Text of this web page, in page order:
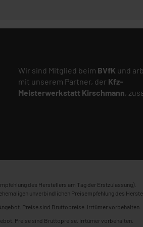
Wir sind Mitglied beim BVfK und
mit unserem Partner, der Kfz-
Meisterwerkstatt Kirschmann,
des Herstellers am Tag der Erstzulassung).
unverbindlichen Preisempfehlung des
Preise sind Bruttopreise. Irrtümer vorbehalten.
Preise sind Bruttopreise. Irrtümer vorbehalten.